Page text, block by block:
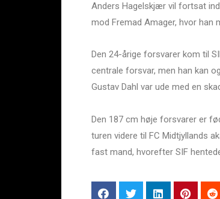
Anders Hagelskjær vil fortsat
mod Fremad Amager, hvor
Den 24-årige forsvarer kom til
centrale forsvar, men han kan
Gustav Dahl var ude med en
Den 187 cm høje forsvarer er
turen videre til FC Midtjyllands
fast mand, hvorefter SIF